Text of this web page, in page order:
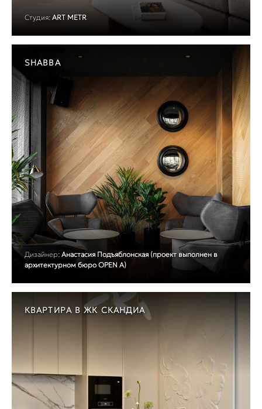
Студия: ART METR
SHABBA
Дизайнер: Анастасия Подъяблонская (проект выполнен в
архитектурном бюро OPEN A)
КВАРТИРА В ЖК СКАНДИА